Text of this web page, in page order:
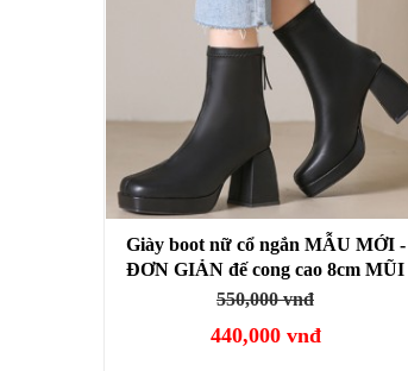
Giày boot nữ cổ ngắn MẪU MỚI -
ĐƠN GIẢN đế cong cao 8cm MŨI
VUÔNG THỜI THƯỢNG GBN28A
550,000 vnđ
440,000 vnđ